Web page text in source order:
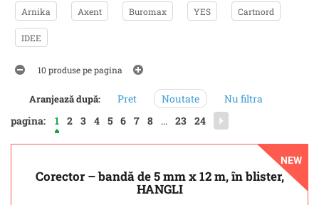
Arnika Axent Buromax YES Cartnord
IDEE
10 produse pe pagina
Aranjează după: Pret Noutate
Nu filtra
pagina:
1 2 3 4 5 6 7 8 ... 23 24
NEW
Corector – bandă de 5 mm x 12 m, în blister,
HANGLI